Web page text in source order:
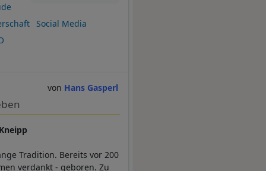
Social Media
Hans Gasperl
Tradition. Bereits vor 200
verdankt - geboren. Zu